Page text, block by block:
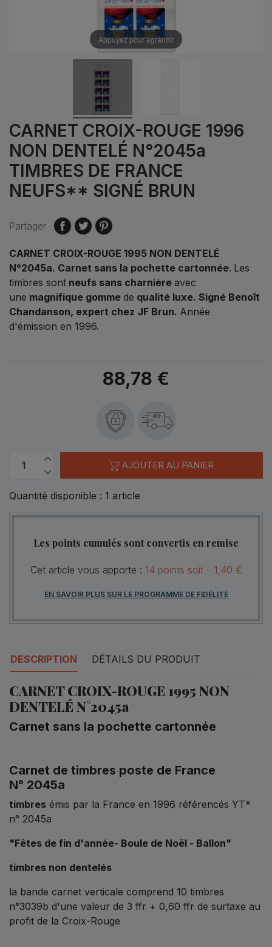
Appuyez pour agrandir
CARNET CROIX-ROUGE 1996
NON DENTELÉ N°2045a
TIMBRES DE FRANCE
NEUFS** SIGNÉ BRUN
Partager
CARNET CROIX-ROUGE 1995 NON DENTELÉ
N°2045a. Carnet sans la pochette cartonnée. Les
timbres sont neufs sans charnière avec
une magnifique gomme de qualité luxe. Signé Benoît
Chandanson, expert chez JF Brun. Année
d'émission en 1996.
88,78 €
48h
AJOUTER AU PANIER
Quantité disponible : 1 article
Les points cumulés sont convertis en remise
Cet article vous apporte : 14 points soit - 1,40 €
EN SAVOIR PLUS SUR LE PROGRAMME DE FIDÉLITÉ
DESCRIPTION DÉTAILS DU PRODUIT
CARNET CROIX-ROUGE 1995 NON
DENTELÉ N°2045a
Carnet sans la pochette cartonnée
Carnet de timbres poste de France
N° 2045a
timbres émis par la France en 1996 référencés YT*
n° 2045a
"Fêtes de fin d'année- Boule de Noël - Ballon"
timbres non dentelés
la bande carnet verticale comprend 10 timbres
n°3039b d'une valeur de 3 ffr + 0,60 ffr de surtaxe au
profit de la Croix-Rouge